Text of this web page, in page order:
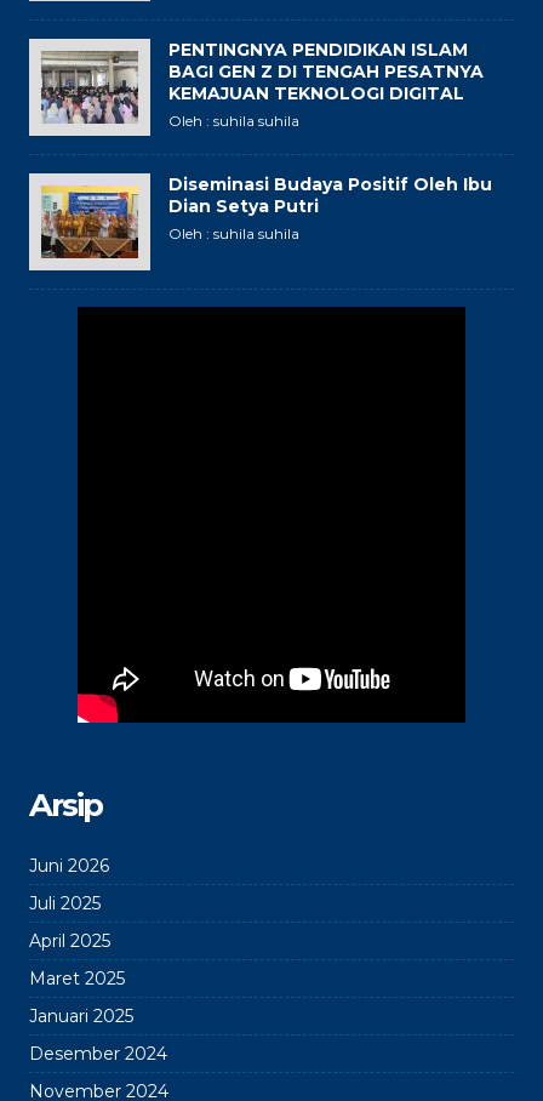
PENTINGNYA PENDIDIKAN ISLAM
BAGI GEN Z DI TENGAH PESATNYA
KEMAJUAN TEKNOLOGI DIGITAL
Oleh : suhila suhila
Diseminasi Budaya Positif Oleh Ibu
Dian Setya Putri
Oleh : suhila suhila
Arsip
Juni 2026
Juli 2025
April 2025
Maret 2025
Januari 2025
Desember 2024
November 2024